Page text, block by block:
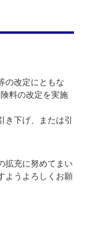
の改定にともな
料の改定を実施
下げ、または引
拡充に努めてまい
ようよろしくお願